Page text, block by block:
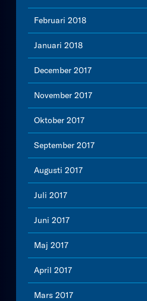
Februari 2018
Januari 2018
December 2017
November 2017
Oktober 2017
September 2017
Augusti 2017
Juli 2017
Juni 2017
Maj 2017
April 2017
Mars 2017